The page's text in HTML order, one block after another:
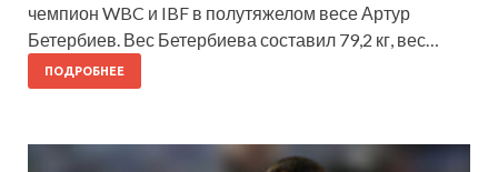
чемпион WBC и IBF в полутяжелом весе Артур
Бетербиев. Вес Бетербиева составил 79,2 кг, вес…
ПОДРОБНЕЕ